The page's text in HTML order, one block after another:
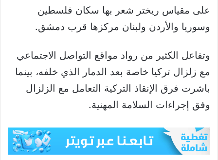
على مقياس ريختر شعر بها سكان فلسطين
وسوريا والأردن ولبنان مركزها قرب دمشق.
وتفاعل الكثير من رواد مواقع التواصل الاجتماعي
مع زلزال تركيا خاصة بعد الدمار الذي خلفه، بينما
باشرت فرق الإنقاذ التركية التعامل مع الزلزال
وفق إجراءات السلامة المهنية.